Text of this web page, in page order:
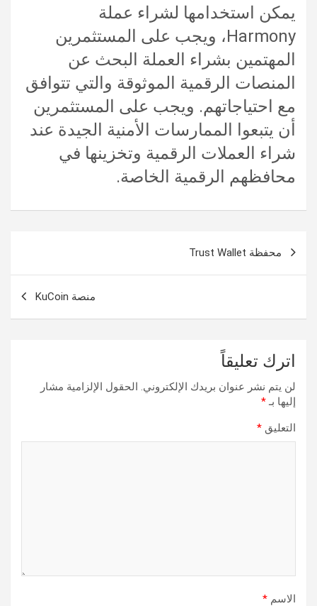
يمكن استخدامها لشراء عملة
Harmony، ويجب على المستثمرين
المهتمين بشراء العملة البحث عن
المنصات الرقمية الموثوقة والتي تتوافق
مع احتياجاتهم. ويجب على المستثمرين
أن يتبعوا الممارسات الأمنية الجيدة عند
شراء العملات الرقمية وتخزينها في
محافظهم الرقمية الخاصة.
المقالات
محفظة Trust Wallet
منصة KuCoin
اترك تعليقاً
لن يتم نشر عنوان بريدك الإلكتروني. الحقول الإلزامية مشار
إليها بـ*
التعليق *
الاسم *